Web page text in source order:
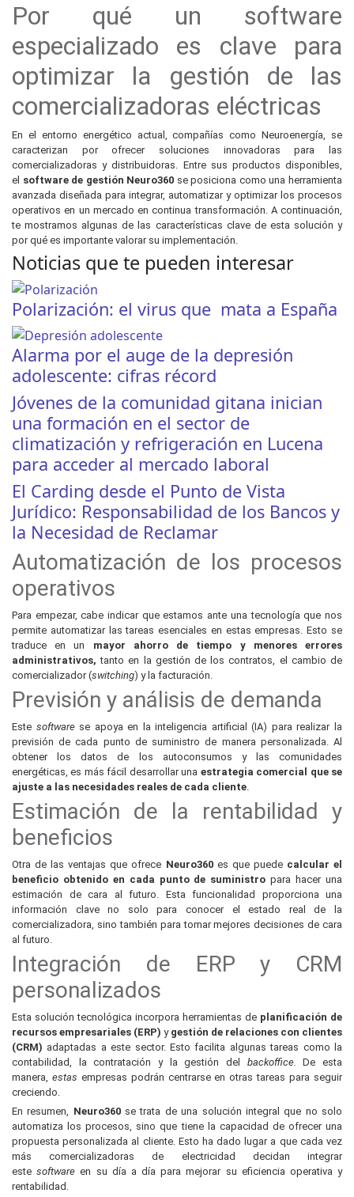
Por qué un software
especializado es clave para
optimizar la gestión de las
comercializadoras eléctricas
En el entorno energético actual, compañías como Neuroenergía, se
caracterizan por ofrecer soluciones innovadoras para las
comercializadoras y distribuidoras. Entre sus productos disponibles,
el software de gestión Neuro360 se posiciona como una herramienta
avanzada diseñada para integrar, automatizar y optimizar los procesos
operativos en un mercado en continua transformación. A continuación,
te mostramos algunas de las características clave de esta solución y
por qué es importante valorar su implementación.
Noticias que te pueden interesar
Polarización: el virus que mata a España
Alarma por el auge de la depresión
adolescente: cifras récord
Jóvenes de la comunidad gitana inician
una formación en el sector de
climatización y refrigeración en Lucena
para acceder al mercado laboral
El Carding desde el Punto de Vista
Jurídico: Responsabilidad de los Bancos y
la Necesidad de Reclamar
Automatización de los procesos
operativos
Para empezar, cabe indicar que estamos ante una tecnología que nos
permite automatizar las tareas esenciales en estas empresas. Esto se
traduce en un mayor ahorro de tiempo y menores errores
administrativos, tanto en la gestión de los contratos, el cambio de
comercializador (switching) y la facturación.
Previsión y análisis de demanda
Este softwarese apoya en la inteligencia artificial (IA) para realizar la
previsión de cada punto de suministro de manera personalizada. Al
obtener los datos de los autoconsumos y las comunidades
energéticas, es más fácil desarrollar una estrategia comercial que se
ajuste a las necesidades reales de cada cliente.
Estimación de la rentabilidad y
beneficios
Otra de las ventajas que ofrece Neuro360es que puede calcular el
beneficio obtenido en cada punto de suministro para hacer una
estimación de cara al futuro. Esta funcionalidad proporciona una
información clave no solo para conocer el estado real de la
comercializadora, sino también para tomar mejores decisiones de cara
al futuro.
Integración de ERP y CRM
personalizados
Esta solución tecnológica incorpora herramientas de planificación de
recursos empresariales (ERP) y gestión de relaciones con clientes
(CRM) adaptadas a este sector. Esto facilita algunas tareas como la
contabilidad, la contratación y la gestión del backoffice.De esta
manera, estas empresas podrán centrarse en otras tareas para seguir
creciendo.
En resumen, Neuro360se trata de una solución integral que no solo
automatiza los procesos, sino que tiene la capacidad de ofrecer una
propuesta personalizada al cliente. Esto ha dado lugar a que cada vez
más comercializadoras de electricidad decidan integrar
estesoftware en su día a día para mejorar su eficiencia operativa y
rentabilidad.